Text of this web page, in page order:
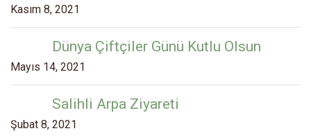
Kasım 8, 2021
Dünya Çiftçiler Günü Kutlu Olsun
Mayıs 14, 2021
Salihli Arpa Ziyareti
Şubat 8, 2021